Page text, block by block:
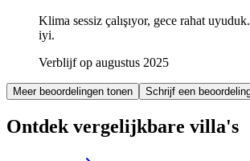
Klima sessiz çalışıyor, gece rahat
iyi.
Verblijf op augustus 2025
Meer beoordelingen tonen Schrijf een
Ontdek vergelijkbare villa's